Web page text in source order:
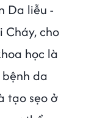
Da liễu -
Cháy, cho
học là
da
tạo sẹo ở